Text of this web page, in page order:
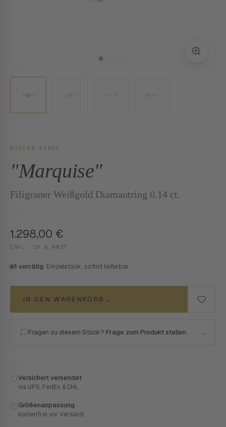
MODERN RINGE
"Marquise"
Filigraner Weißgold Diamantring 0.14 ct.
1.298,00 €
INKL. 19 % MWST.
1 vorrätig· Einzelstück, sofort lieferbar
IN DEN WARENKORB →
Fragen zu diesem Stück? Frage zum Produkt stellen →
Versichert versendet
via UPS, FedEx & DHL
Größenanpassung
kostenfrei vor Versand